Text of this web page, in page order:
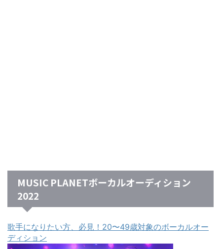
MUSIC PLANETボーカルオーディション
2022
歌手になりたい方、必見！20〜49歳対象のボーカルオー
ディション